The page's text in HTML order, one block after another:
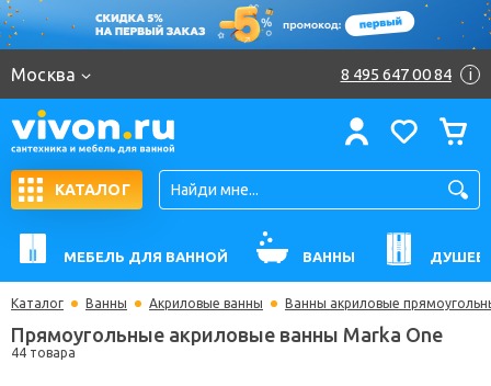
Москва 8 495 647 00 84 i
КАТАЛОГ
МЕБЕЛЬ ДЛЯ ВАННОЙ ВАННЫ
Каталог Ванны Акриловые ванны Ванны акриловые
Прямоугольные акриловые ванны Marka One
44 товара